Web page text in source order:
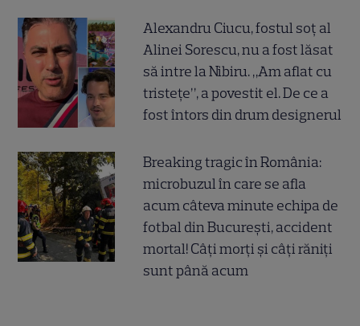
Alexandru Ciucu, fostul soț al
Alinei Sorescu, nu a fost lăsat
să intre la Nibiru. „Am aflat cu
tristețe”, a povestit el. De ce a
fost întors din drum designerul
Breaking tragic în România:
microbuzul în care se afla
acum câteva minute echipa de
fotbal din București, accident
mortal! Câți morți și câți răniți
sunt până acum